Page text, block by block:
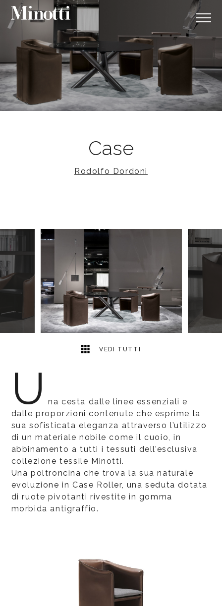
Case
Rodolfo Dordoni
VEDI TUTTI
5
U
na cesta dalle linee essenziali e
dalle proporzioni contenute che esprime la
sua sofisticata eleganza attraverso l’utilizzo
di un materiale nobile come il cuoio, in
abbinamento a tutti i tessuti dell’esclusiva
collezione tessile Minotti.
Una poltroncina che trova la sua naturale
evoluzione in Case Roller, una seduta dotata
di ruote pivotanti rivestite in gomma
morbida antigraffio.